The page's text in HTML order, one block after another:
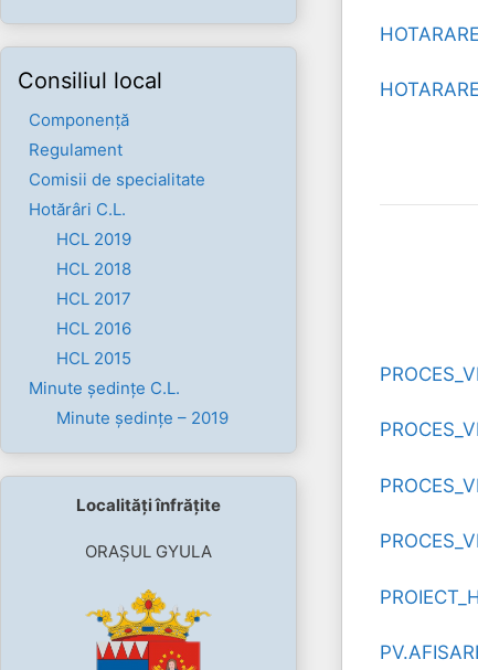
Consiliul local
Componenţă
Regulament
Comisii de specialitate
Hotărâri C.L.
HCL 2019
HCL 2018
HCL 2017
HCL 2016
HCL 2015
Minute ședințe C.L.
Minute ședințe – 2019
Localități înfrățite
ORAȘUL GYULA